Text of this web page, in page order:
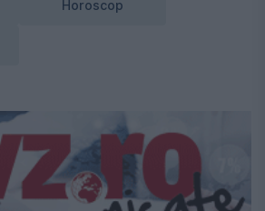
Horoscop